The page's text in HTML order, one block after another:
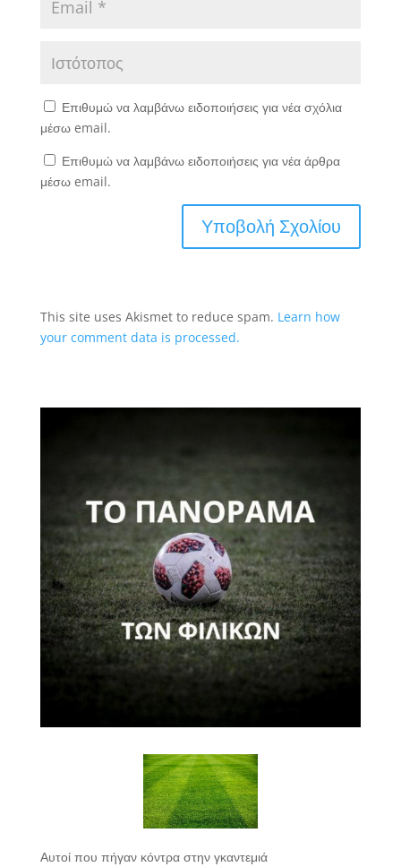
Επιθυμώ να λαμβάνω ειδοποιήσεις για νέα σχόλια
μέσω email.
Επιθυμώ να λαμβάνω ειδοποιήσεις για νέα άρθρα
μέσω email.
This site uses Akismet to reduce spam. Learn how
your comment data is processed.
Αυτοί που πήγαν κόντρα στην γκαντεμιά